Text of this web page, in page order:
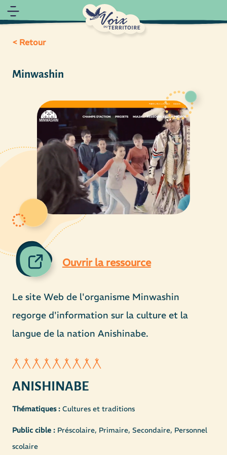
< Retour
Minwashin
Ouvrir la ressource
Le site Web de l'organisme Minwashin
regorge d'information sur la culture et la
langue de la nation Anishinabe.
ANISHINABE
Thématiques : Cultures et traditions
Public cible : Préscolaire, Primaire, Secondaire, Personnel
scolaire